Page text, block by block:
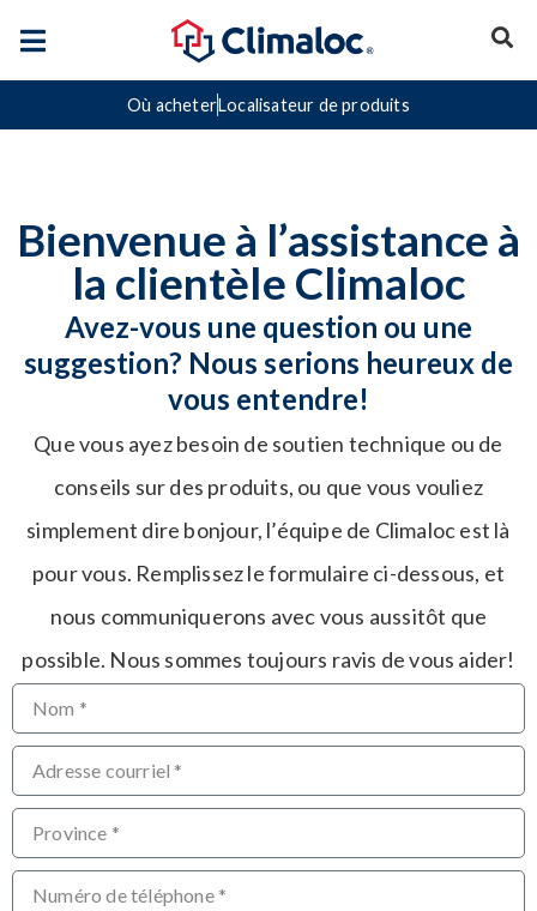
Où acheterLocalisateur de produits
Bienvenue à l’assistance à
la clientèle Climaloc
Avez-vous une question ou une
suggestion? Nous serions heureux de
vous entendre!
Que vous ayez besoin de soutien technique ou de
conseils sur des produits, ou que vous vouliez
simplement dire bonjour, l’équipe de Climaloc est là
pour vous. Remplissez le formulaire ci-dessous, et
nous communiquerons avec vous aussitôt que
possible. Nous sommes toujours ravis de vous aider!